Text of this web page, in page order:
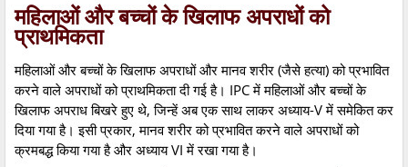
महिलाओं और बच्चों के खिलाफ अपराधों को
प्राथमिकता
महिलाओं और बच्चों के खिलाफ अपराधों और मानव शरीर (जैसे हत्या) को प्रभावित
करने वाले अपराधों को प्राथमिकता दी गई है। IPC में महिलाओं और बच्चों के
खिलाफ अपराध बिखरे हुए थे, जिन्हें अब एक साथ लाकर अध्याय-V में समेकित कर
दिया गया है। इसी प्रकार, मानव शरीर को प्रभावित करने वाले अपराधों को
क्रमबद्ध किया गया है और अध्याय VI में रखा गया है।